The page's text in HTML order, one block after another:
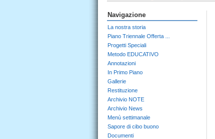
Navigazione
La nostra storia
Piano Triennale Offerta ...
Progetti Speciali
Metodo EDUCATIVO
Annotazioni
In Primo Piano
Gallerie
Restituzione
Archivio NOTE
Archivio News
Menù settimanale
Sapore di cibo buono
Documenti